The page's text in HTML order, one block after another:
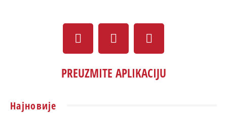
PREUZMITE APLIKACIJU
Најновије